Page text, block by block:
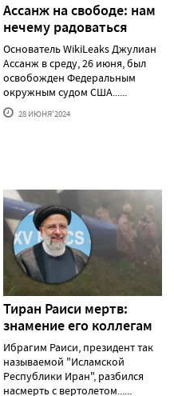
Ассанж на свободе: нам
нечему радоваться
Основатель WikiLeaks Джулиан
Ассанж в среду, 26 июня, был
освобожден Федеральным
окружным судом США......
28 ИЮНЯ'2024
Тиран Раиси мертв:
знамение его коллегам
Ибрагим Раиси, президент так
называемой "Исламской
Республики Иран", разбился
насмерть с вертолетом......